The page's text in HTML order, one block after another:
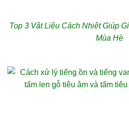
Top 3 Vật Liệu Cách Nhiệt Giúp
Mùa Hè